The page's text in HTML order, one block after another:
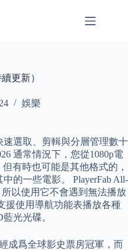
更新）
娛樂
選取、剪輯與分層管理數十
通常情況下，您從1080p電
有時也可能是其他格式的，
的一些電影。 PlayerFab All-
以使用它不會遇到無法播放
援使用導航功能表播放各種
光光碟。
成爲全球影史票房冠軍，而